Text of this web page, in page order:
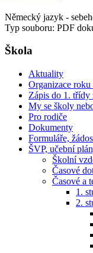
Německý jazyk -
Typ souboru: PDF
Škola
Aktuality
Organizace
Zápis do 1. třídy
My se školy
Pro rodiče
Dokumenty
Formuláře,
ŠVP, učební
Školní
Časové
Časové a
1.
2.